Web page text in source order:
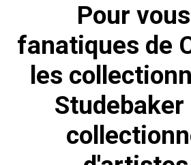
Pour
fanatiques de
les
Studebaker